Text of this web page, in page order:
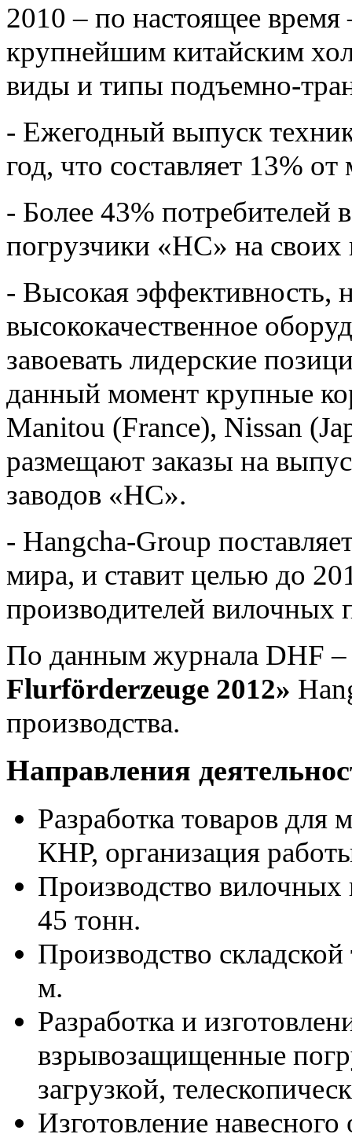
2010 – по настоящее время
крупнейшим китайским
виды и типы подъемно-
- Ежегодный выпуск
год, что составляет 13%
- Более 43% потребителей
погрузчики «HC» на своих
- Высокая эффективность,
высококачественное
завоевать лидерские
данный момент крупные
Manitou (France), Nissan
размещают заказы на
заводов «НС».
- Hangcha-Group
мира, и ставит целью до
производителей вилочных
По данным журнала DHF –
Flurförderzeuge 2012»
производства.
Направления
Разработка товаров
КНР, организация
Производство вилочных
45 тонн.
Производство
м.
Разработка и
взрывозащищенные
загрузкой,
Изготовление